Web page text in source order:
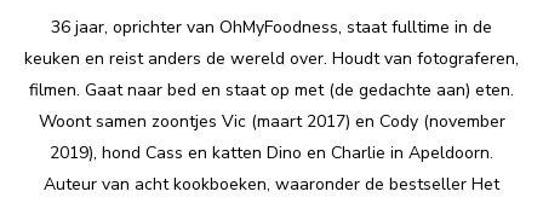
36 jaar, oprichter van OhMyFoodness, staat fulltime in de
keuken en reist anders de wereld over. Houdt van fotograferen,
filmen. Gaat naar bed en staat op met (de gedachte aan) eten.
Woont samen zoontjes Vic (maart 2017) en Cody (november
2019), hond Cass en katten Dino en Charlie in Apeldoorn.
Auteur van acht kookboeken, waaronder de bestseller Het